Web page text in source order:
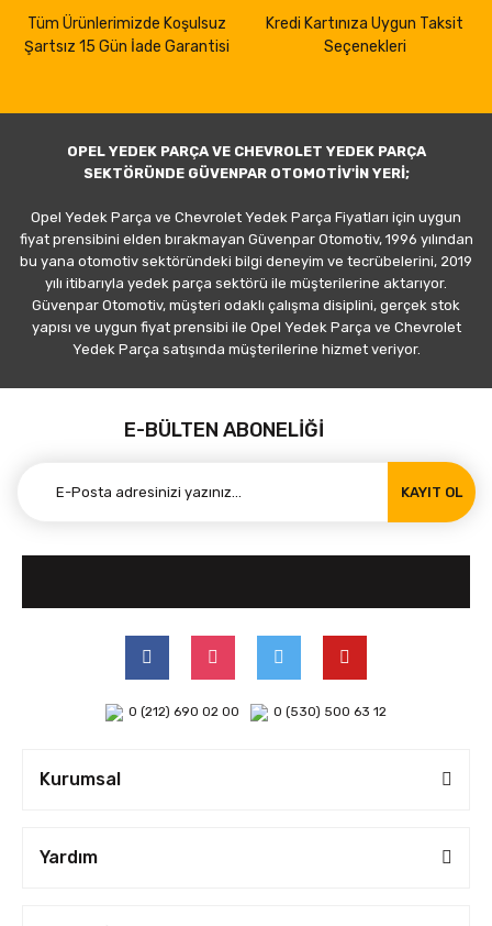
Tüm Ürünlerimizde Koşulsuz
Şartsız 15 Gün İade Garantisi
Kredi Kartınıza Uygun Taksit
Seçenekleri
OPEL YEDEK PARÇA VE CHEVROLET YEDEK PARÇA
SEKTÖRÜNDE GÜVENPAR OTOMOTİV'İN YERİ;
Opel Yedek Parça ve Chevrolet Yedek Parça Fiyatları için uygun
fiyat prensibini elden bırakmayan Güvenpar Otomotiv, 1996 yılından
bu yana otomotiv sektöründeki bilgi deneyim ve tecrübelerini, 2019
yılı itibarıyla yedek parça sektörü ile müşterilerine aktarıyor.
Güvenpar Otomotiv, müşteri odaklı çalışma disiplini, gerçek stok
yapısı ve uygun fiyat prensibi ile Opel Yedek Parça ve Chevrolet
Yedek Parça satışında müşterilerine hizmet veriyor.
E-BÜLTEN ABONELİĞİ
KAYIT OL
0 (212) 690 02 00 0 (530) 500 63 12
Kurumsal
Yardım